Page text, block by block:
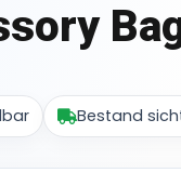
Bestand